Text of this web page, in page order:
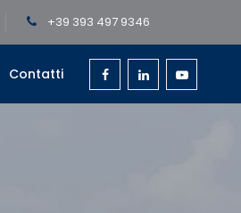
+39 393 497 9346
Contatti